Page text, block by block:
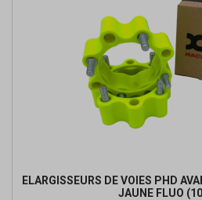
ELARGISSEURS DE VOIES PHD
JAUNE FLUO